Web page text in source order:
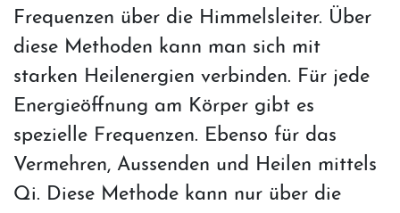
Frequenzen über die Himmelsleiter. Über
diese Methoden kann man sich mit
starken Heilenergien verbinden. Für jede
Energieöffnung am Körper gibt es
spezielle Frequenzen. Ebenso für das
Vermehren, Aussenden und Heilen mittels
Qi. Diese Methode kann nur über die